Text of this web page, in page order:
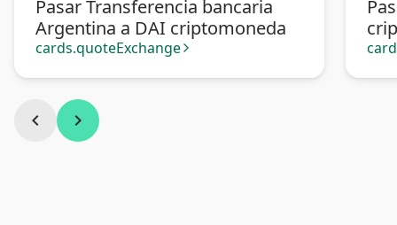
Pasar Transferencia bancaria
Argentina a DAI criptomoneda
cards.quoteExchange arrow_forward_ios
chevron_left chevron_right